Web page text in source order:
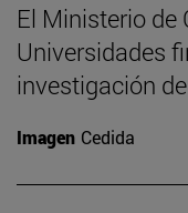
El Ministerio de
Universidades
investigación
Imagen Cedida